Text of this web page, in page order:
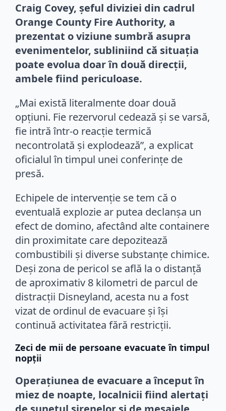
Craig Covey, șeful diviziei din cadrul
Orange County Fire Authority, a
prezentat o viziune sumbră asupra
evenimentelor, subliniind că situația
poate evolua doar în două direcții,
ambele fiind periculoase.
„Mai există literalmente doar două
opțiuni. Fie rezervorul cedează și se varsă,
fie intră într-o reacție termică
necontrolată și explodează”, a explicat
oficialul în timpul unei conferințe de
presă.
Echipele de intervenție se tem că o
eventuală explozie ar putea declanșa un
efect de domino, afectând alte containere
din proximitate care depozitează
combustibili și diverse substanțe chimice.
Deși zona de pericol se află la o distanță
de aproximativ 8 kilometri de parcul de
distracții Disneyland, acesta nu a fost
vizat de ordinul de evacuare și își
continuă activitatea fără restricții.
Zeci de mii de persoane evacuate în timpul
nopții
Operațiunea de evacuare a început în
miez de noapte, localnicii fiind alertați